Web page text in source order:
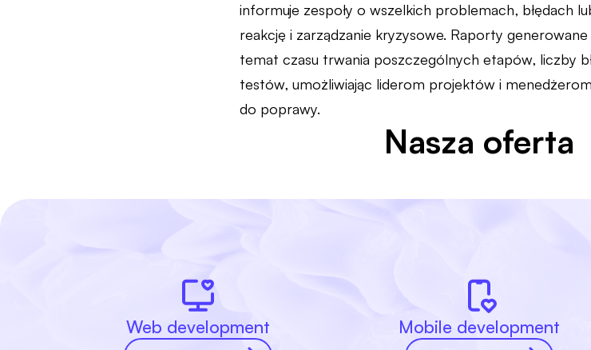
informuje zespoły o wszelkich problemach, błędach
reakcję i zarządzanie kryzysowe. Raporty
temat czasu trwania poszczególnych etapów, liczby
testów, umożliwiając liderom projektów i
do poprawy.
Nasza oferta
Web development Mobile development